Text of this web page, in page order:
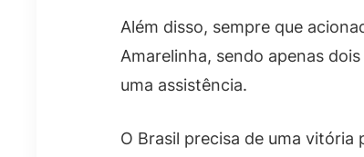
Além disso, sempre que
Amarelinha, sendo apenas
uma assistência.
O Brasil precisa de uma